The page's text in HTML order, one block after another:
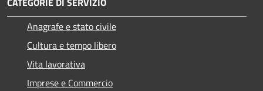
Anagrafe e stato civile
Cultura e tempo libero
Vita lavorativa
Imprese e Commercio